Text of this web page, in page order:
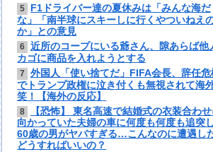
5
F1ドライバー達の夏休みは「みんな海だ
な」「南半球にスキーしに行くやついねえ
か」との意見
6 近所のコープにいる爺さん、隙あらば他
カゴに商品を入れようとする
7
外国人「使い捨てだ」FIFA会長、辞任危
でトランプ政権に泣き付くも無視されて海
笑！【海外の反応】
8
【恐怖】 東名高速で結婚式の衣装合わ
向かっていた夫婦の車に何度も何度も追突
60歳の男がヤバすぎる…こんなのに遭遇し
どうすればいいの？